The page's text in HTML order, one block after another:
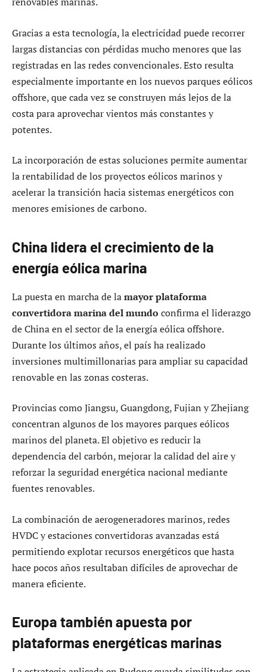
Gracias a esta tecnología, la electricidad puede recorrer
largas distancias con pérdidas mucho menores que las
registradas en las redes convencionales. Esto resulta
especialmente importante en los nuevos parques eólicos
offshore, que cada vez se construyen más lejos de la
costa para aprovechar vientos más constantes y
potentes.
La incorporación de estas soluciones permite aumentar
la rentabilidad de los proyectos eólicos marinos y
acelerar la transición hacia sistemas energéticos con
menores emisiones de carbono.
China lidera el crecimiento de la
energía eólica marina
La puesta en marcha de lamayor plataforma
convertidora marina del mundo confirma el liderazgo
de China en el sector de la energía eólica offshore.
Durante los últimos años, el país ha realizado
inversiones multimillonarias para ampliar su capacidad
renovable en las zonas costeras.
Provincias como Jiangsu, Guangdong, Fujian y Zhejiang
concentran algunos de los mayores parques eólicos
marinos del planeta. El objetivo es reducir la
dependencia del carbón, mejorar la calidad del aire y
reforzar la seguridad energética nacional mediante
fuentes renovables.
La combinación de aerogeneradores marinos, redes
HVDC y estaciones convertidoras avanzadas está
permitiendo explotar recursos energéticos que hasta
hace pocos años resultaban difíciles de aprovechar de
manera eficiente.
Europa también apuesta por
plataformas energéticas marinas